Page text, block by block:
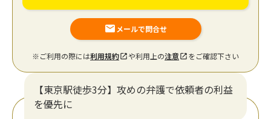
メールで問合せ
※ご利用の際には利用規約 や利用上の注意 をご確認下さい
【東京駅徒歩3分】攻めの弁護で依頼者の利益
を優先に